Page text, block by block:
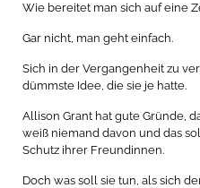
Wie bereitet man sich auf eine
Gar nicht, man geht einfach.
Sich in der Vergangenheit zu
dümmste Idee, die sie je hatte.
Allison Grant hat gute Gründe,
weiß niemand davon und das
Schutz ihrer Freundinnen.
Doch was soll sie tun, als sich